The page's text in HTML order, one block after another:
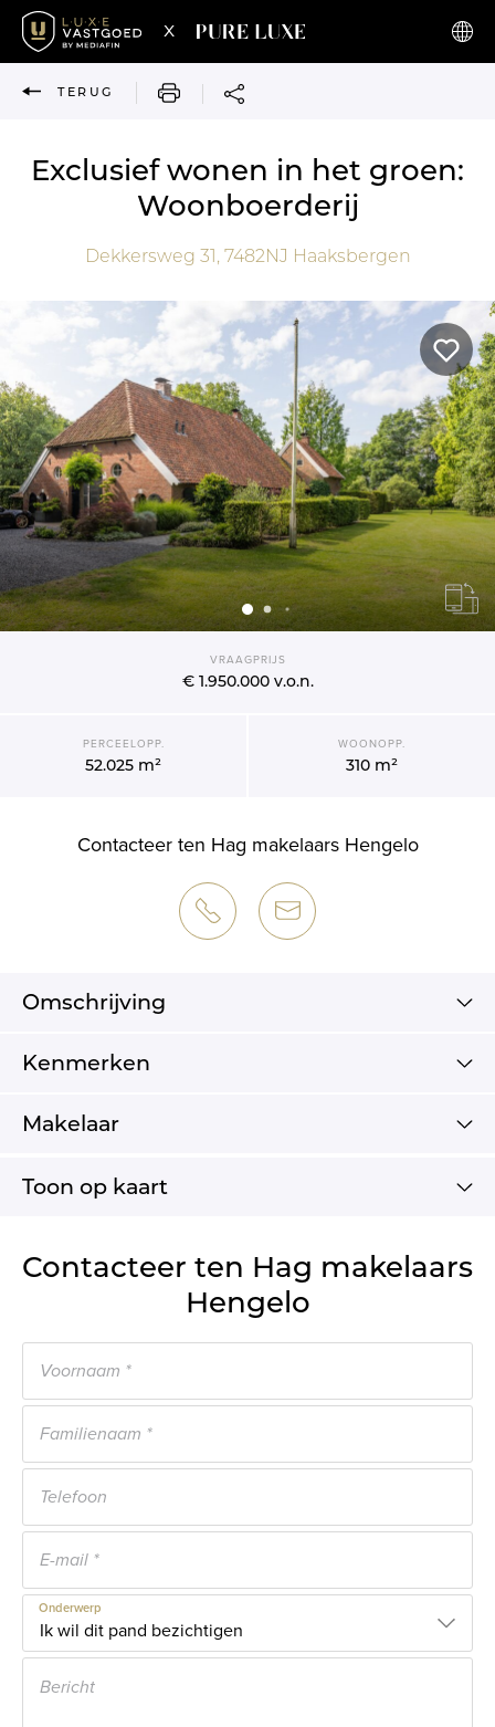
x
TERUG AFDRUKKEN
Exclusief wonen in het groen:
Woonboerderij
Dekkersweg 31, 7482NJ Haaksbergen
VRAAGPRIJS
€ 1.950.000v.o.n.
PERCEELOPP.
52.025 m²
WOONOPP.
310 m²
Contacteer ten Hag makelaars Hengelo
Omschrijving
Kenmerken
Makelaar
Toon op kaart
Contacteer ten Hag makelaars
Hengelo
Onderwerp